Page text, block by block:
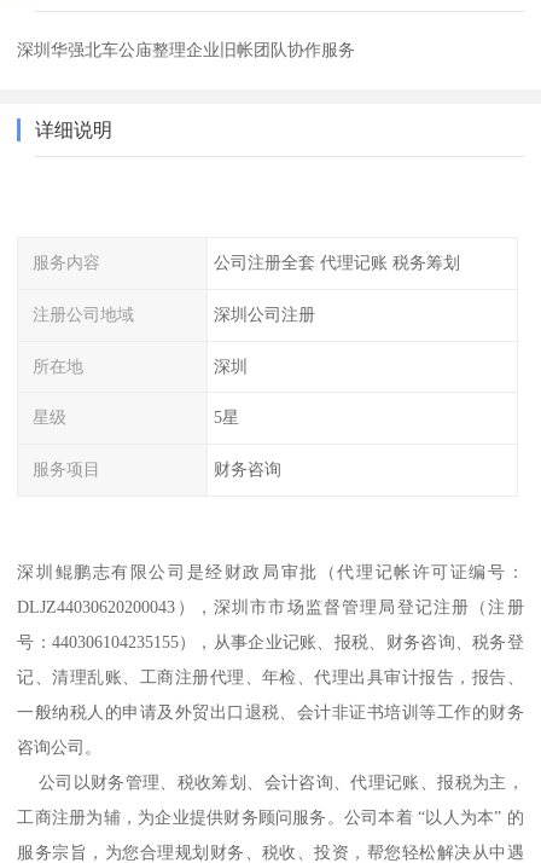
深圳华强北车公庙整理企业旧帐团队协作服务
详细说明
服务内容 公司注册全套 代理记账 税务筹划
注册公司地域 深圳公司注册
所在地 深圳
星级 5星
服务项目 财务咨询
深圳鲲鹏志有限公司是经财政局审批（代理记帐许可证编号：
DLJZ44030620200043），深圳市市场监督管理局登记注册（注册
号：440306104235155），从事企业记账、报税、财务咨询、税务登
记、清理乱账、工商注册代理、年检、代理出具审计报告，报告、
一般纳税人的申请及外贸出口退税、会计非证书培训等工作的财务
咨询公司。
公司以财务管理、税收筹划、会计咨询、代理记账、报税为主，
工商注册为辅，为企业提供财务顾问服务。公司本着 “以人为本” 的
服务宗旨，为您合理规划财务、税收、投资，帮您轻松解决从中遇